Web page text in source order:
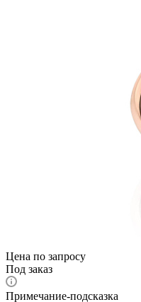
Цена по запросу
Под заказ
Примечание-подсказка